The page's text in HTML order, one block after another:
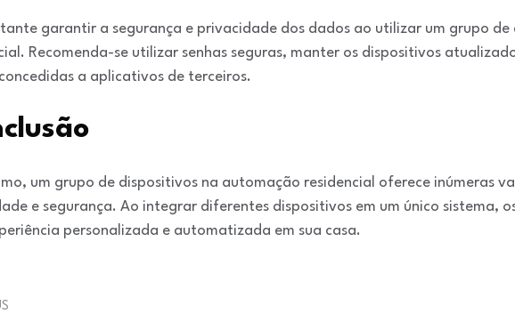
garantir a segurança e privacidade dos dados ao utilizar um grupo
Recomenda-se utilizar senhas seguras, manter os dispositivos
a aplicativos de terceiros.
um grupo de dispositivos na automação residencial oferece inúmeras
e segurança. Ao integrar diferentes dispositivos em um único sistema,
personalizada e automatizada em sua casa.